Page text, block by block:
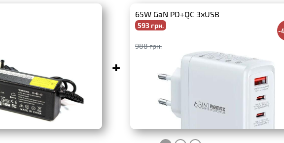
+
65W GaN PD+QC 3xUSB
593 грн.
-
988 грн.